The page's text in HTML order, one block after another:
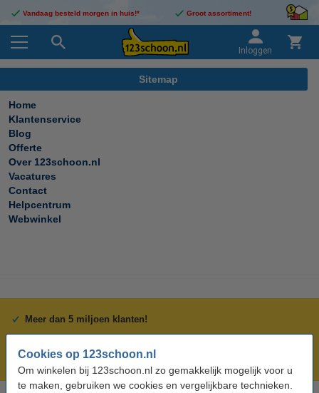
Cookies op 123schoon.nl
Om winkelen bij 123schoon.nl zo gemakkelijk mogelijk voor u
te maken, gebruiken we cookies en vergelijkbare technieken.
Vandaag besteld morgen in huis!* Groot assortiment!
Inloggen
Sitemap
Home
Klantenservice
Blog
Offerte
Over 123schoon.nl
Vacatures
Contact
Helpcentrum
Webwinkel
Meer dan 5 miljoen klanten!
Groot assortiment!